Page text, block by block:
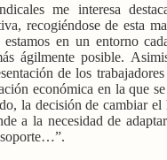
me interesa
recogiéndose de esta
en un entorno
ágilmente posible.
de los
económica en la que se
la decisión de cambiar el
a la necesidad de
soporte…”.